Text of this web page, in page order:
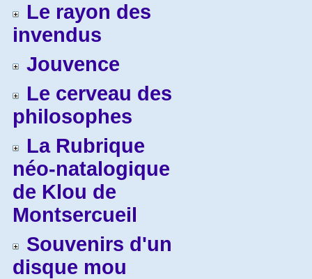
Le rayon des
invendus
Jouvence
Le cerveau des
philosophes
La Rubrique
néo-natalogique
de Klou de
Montsercueil
Souvenirs d'un
disque mou